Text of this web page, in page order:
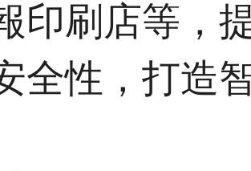
印刷店等，
全性，打造